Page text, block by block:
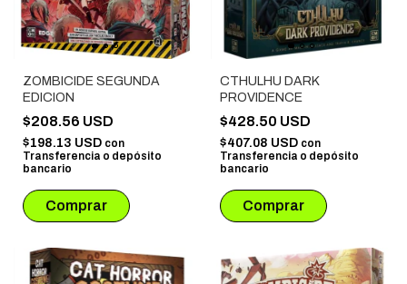
ZOMBICIDE SEGUNDA
EDICION
$208.56 USD
$198.13 USD con
Transferencia o depósito
bancario
CTHULHU DARK
PROVIDENCE
$428.50 USD
$407.08 USD con
Transferencia o depósito
bancario